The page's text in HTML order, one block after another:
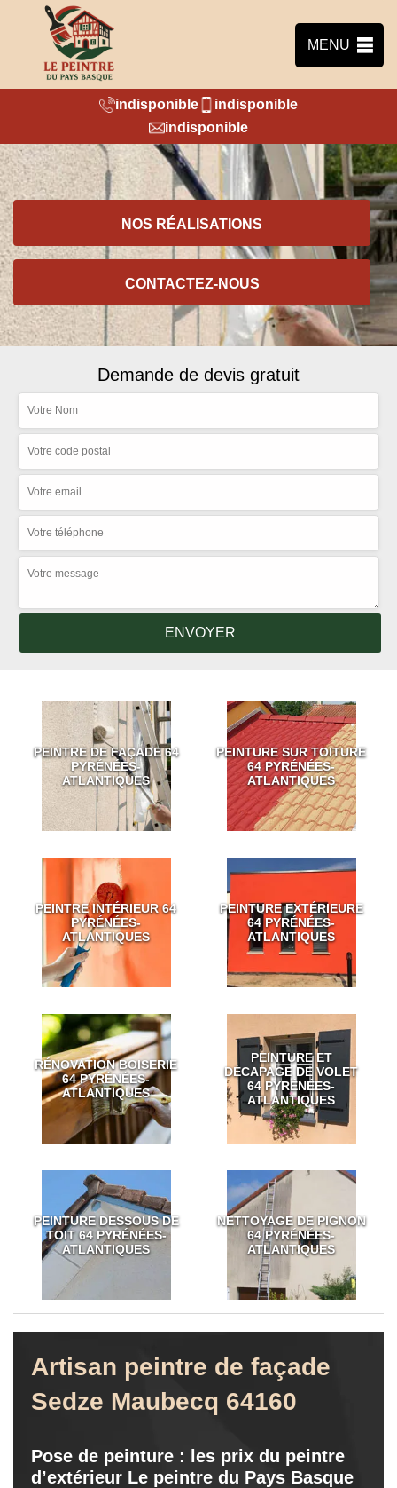
MENU
indisponible
indisponible
indisponible
NOS RÉALISATIONS
CONTACTEZ-NOUS
Demande de devis gratuit
PEINTRE DE FAÇADE 64
PYRÉNÉES-
ATLANTIQUES
PEINTURE SUR TOITURE
64 PYRÉNÉES-
ATLANTIQUES
PEINTRE INTÉRIEUR 64
PYRÉNÉES-
ATLANTIQUES
PEINTURE EXTÉRIEURE
64 PYRÉNÉES-
ATLANTIQUES
RÉNOVATION BOISERIE
64 PYRÉNÉES-
ATLANTIQUES
PEINTURE ET
DÉCAPAGE DE VOLET
64 PYRÉNÉES-
ATLANTIQUES
PEINTURE DESSOUS DE
TOIT 64 PYRÉNÉES-
ATLANTIQUES
NETTOYAGE DE PIGNON
64 PYRÉNÉES-
ATLANTIQUES
Artisan peintre de façade
Sedze Maubecq 64160
Pose de peinture : les prix du peintre
d’extérieur Le peintre du Pays Basque